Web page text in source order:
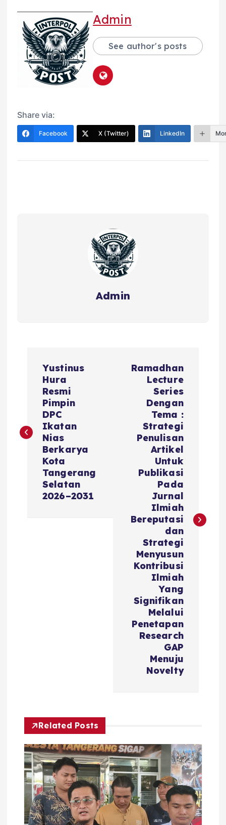
Admin
See author's posts
Share via:
Facebook X (Twitter) LinkedIn
Admin
Yustinus
Hura
Resmi
Pimpin
DPC
Ikatan
Nias
Berkarya
Kota
Tangerang
Selatan
2026–2031
Ramadhan
Lecture
Series
Dengan
Tema :
Strategi
Penulisan
Artikel
Untuk
Publikasi
Pada
Jurnal
Ilmiah
Bereputasi
dan
Strategi
Menyusun
Kontribusi
Ilmiah
Yang
Signifikan
Melalui
Penetapan
Research
GAP
Menuju
Novelty
Related Posts